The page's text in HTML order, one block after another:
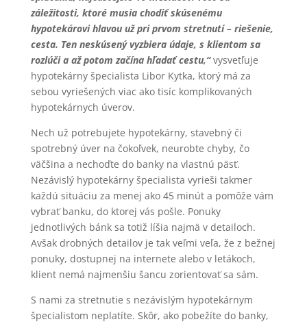
záležitosti, ktoré musia chodiť skúsenému
hypotekárovi hlavou už pri prvom stretnutí – riešenie,
cesta. Ten neskúsený vyzbiera údaje, s klientom sa
rozlúči a až potom začína hľadať cestu,“ vysvetľuje
hypotekárny špecialista Libor Kytka, ktorý má za
sebou vyriešených viac ako tisíc komplikovaných
hypotekárnych úverov.
Nech už potrebujete hypotekárny, stavebný či
spotrebný úver na čokoľvek, neurobte chyby, čo
väčšina a nechoďte do banky na vlastnú päsť.
Nezávislý hypotekárny špecialista vyrieši takmer
každú situáciu za menej ako 45 minút a pomôže vám
vybrať banku, do ktorej vás pošle. Ponuky
jednotlivých bánk sa totiž líšia najmä v detailoch.
Avšak drobných detailov je tak veľmi veľa, že z bežnej
ponuky, dostupnej na internete alebo v letákoch,
klient nemá najmenšiu šancu zorientovať sa sám.
S nami za stretnutie s nezávislým hypotekárnym
špecialistom neplatíte. Skôr, ako pobežíte do banky,